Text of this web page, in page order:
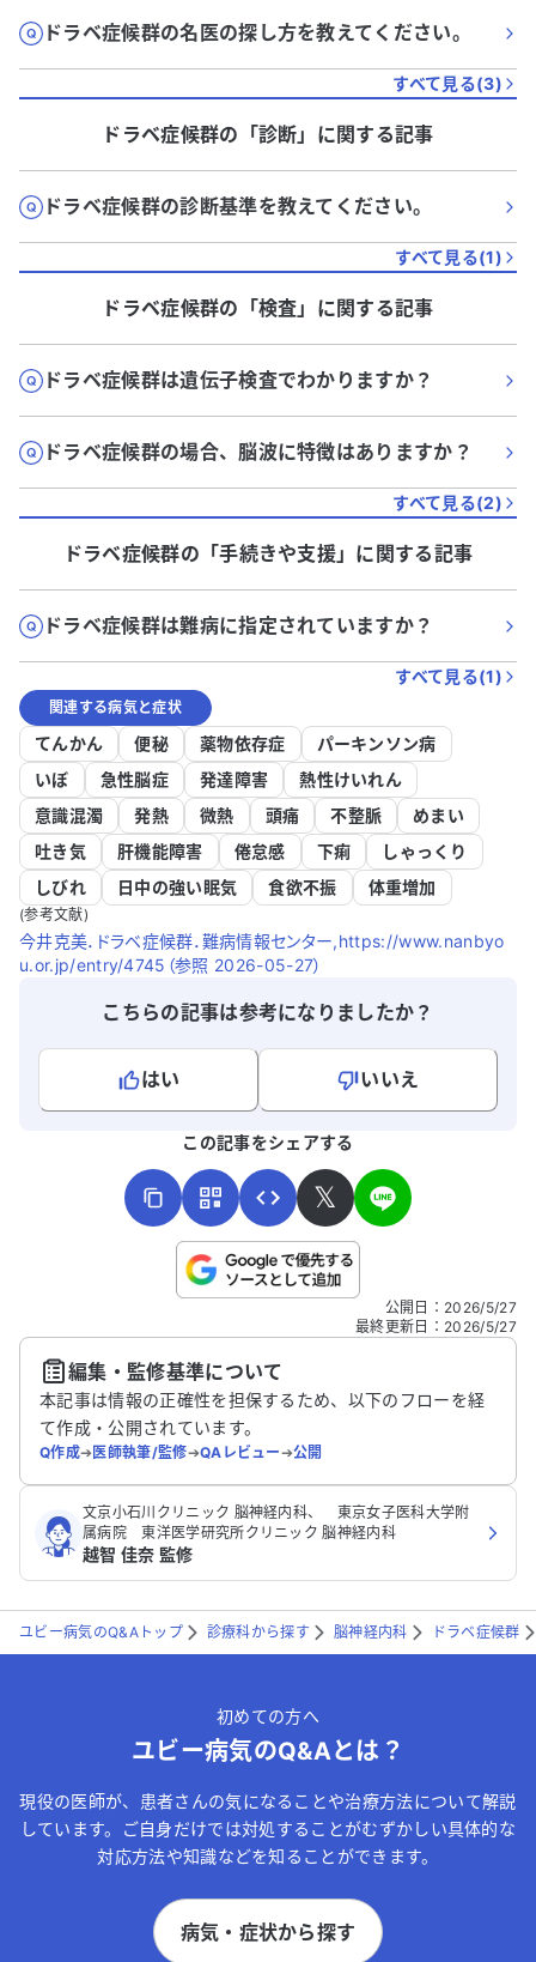
ドラベ症候群の名医の探し方を教えてください。
すべて見る(3)
ドラベ症候群の「診断」に関する記事
ドラベ症候群の診断基準を教えてください。
すべて見る(1)
ドラベ症候群の「検査」に関する記事
ドラベ症候群は遺伝子検査でわかりますか？
ドラベ症候群の場合、脳波に特徴はありますか？
すべて見る(2)
ドラベ症候群の「手続きや支援」に関する記事
ドラベ症候群は難病に指定されていますか？
すべて見る(1)
関連する病気と症状
てんかん 便秘 薬物依存症
パーキンソン病
いぼ
急性脳症 発達障害
熱性けいれん
意識混濁
発熱 微熱 頭痛 不整脈
めまい
吐き気
肝機能障害 倦怠感 下痢
しゃっくり
しびれ
日中の強い眠気 食欲不振 体重増加
(参考文献)
今井克美．ドラベ症候群．難病情報センター,https://www.nanbyo
u.or.jp/entry/4745（参照 2026-05-27）
こちらの記事は参考になりましたか？
はい
いいえ
こちらは送信専用のフォームです。氏名やご自身の病気の詳細な
送信する
この記事をシェアする
𝕏
公開日 ： 2026/5/27
最終更新日 ： 2026/5/27
編集・監修基準について
本記事は情報の正確性を担保するため、以下のフローを経
て作成・公開されています。
Q作成➔医師執筆/監修➔QAレビュー➔公開
文京小石川クリニック 脳神経内科、 東京女子医科大学附
属病院 東洋医学研究所クリニック 脳神経内科
越智 佳奈 監修
ユビー病気のQ&Aトップ 診療科から探す 脳神経内科 ドラベ症候群
初めての方へ
ユビー病気のQ&Aとは？
現役の医師が、患者さんの気になることや治療方法について解説
しています。ご自身だけでは対処することがむずかしい具体的な
対応方法や知識などを知ることができます。
病気・症状から探す